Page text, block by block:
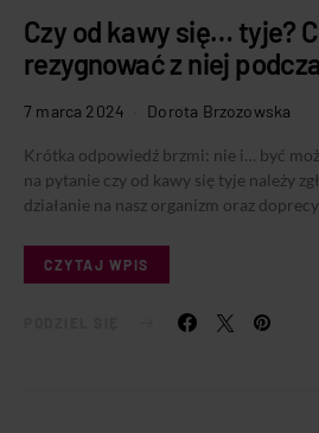
Czy od kawy się… tyje?
rezygnować z niej
7 marca 2024 Dorota Brzozowska
Krótka odpowiedź brzmi: nie i… być
na pytanie czy od kawy się tyje należy
działanie na nasz organizm oraz
CZYTAJ WPIS